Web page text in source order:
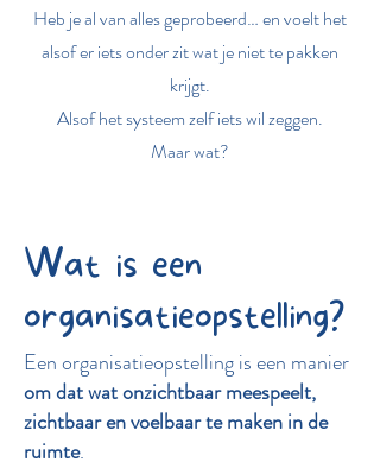
Heb je al van alles geprobeerd… en voelt het
alsof er iets onder zit wat je niet te pakken
krijgt.
Alsof het systeem zelf iets wil zeggen.
Maar wat?
Wat is een
organisatieopstelling?
Een organisatieopstelling is een manier
om dat wat onzichtbaar meespeelt,
zichtbaar en voelbaar te maken in de
ruimte.